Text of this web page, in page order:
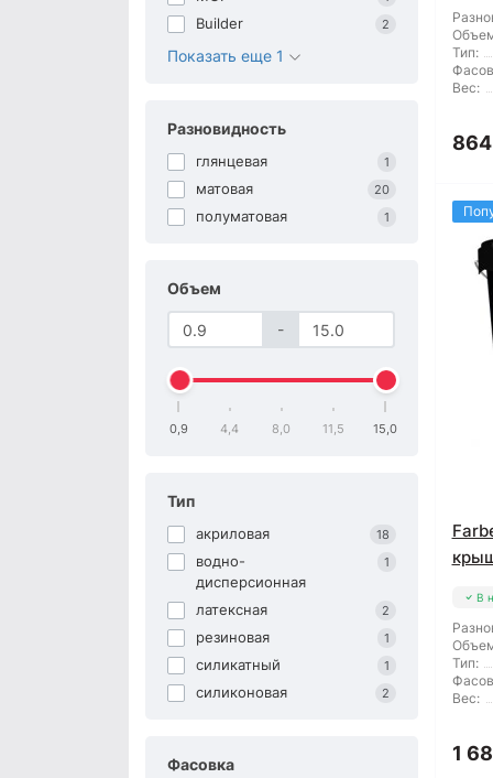
Builder 2
Показать еще 1
Разновидность
глянцевая 1
матовая 20
полуматовая 1
Объем
-
0,9 4,4 8,0 11,5 15,0
Тип
акриловая 18
водно-
дисперсионная
1
латексная 2
резиновая 1
силикатный 1
силиконовая 2
Фасовка
Тип:
Вес:
В
Тип:
Вес:
1